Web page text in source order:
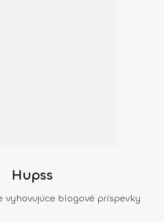
Hupss
vyhovujúce blogové príspevky